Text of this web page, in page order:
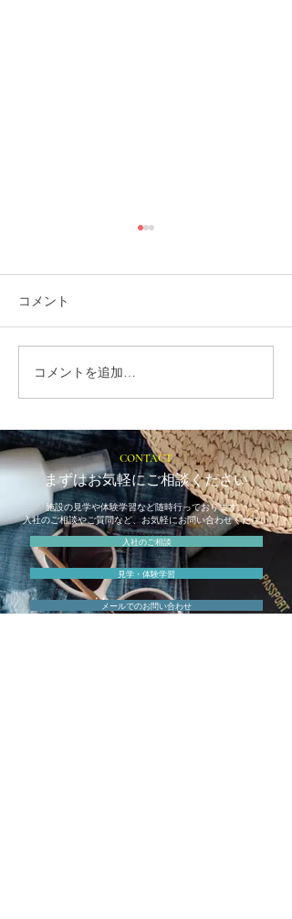
就労選択支援とは？B型利
用前に確認しておきたい
コメント
コメントを追加…
CONTACT
まずはお気軽にご相談ください
施設の見学や体験学習など随時行っております。
入社のご相談やご質問など、お気軽にお問い合わせください
入社のご相談
見学・体験学習
メールでのお問い合わせ